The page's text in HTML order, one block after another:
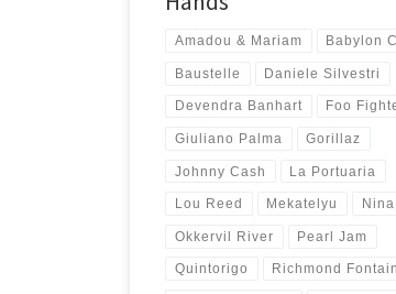
Amadou & Mariam Babylon
Baustelle Daniele Silvestri
Devendra Banhart Foo
Giuliano Palma Gorillaz
Johnny Cash La Portuaria
Lou Reed Mekatelyu
Okkervil River Pearl Jam
Quintorigo Richmond